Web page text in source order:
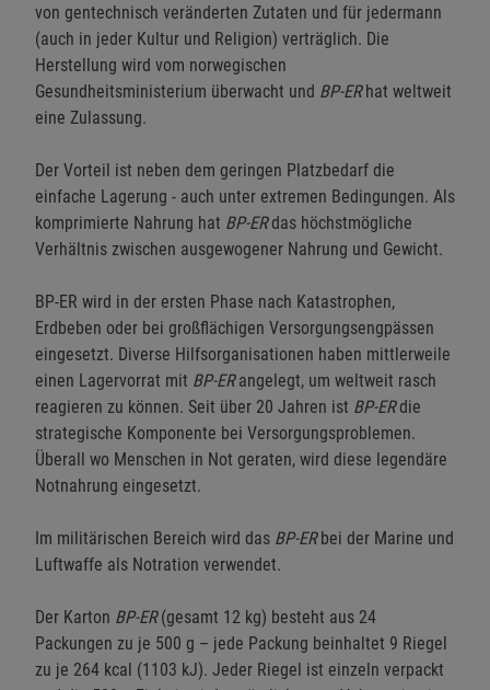
von gentechnisch veränderten Zutaten und für jedermann
(auch in jeder Kultur und Religion) verträglich. Die
Herstellung wird vom norwegischen
Gesundheitsministerium überwacht und BP-ERhat weltweit
eine Zulassung.
Der Vorteil ist neben dem geringen Platzbedarf die
einfache Lagerung - auch unter extremen Bedingungen. Als
komprimierte Nahrung hat BP-ERdas höchstmögliche
Verhältnis zwischen ausgewogener Nahrung und Gewicht.
BP-ER wird in der ersten Phase nach Katastrophen,
Erdbeben oder bei großflächigen Versorgungsengpässen
eingesetzt. Diverse Hilfsorganisationen haben mittlerweile
einen Lagervorrat mit BP-ERangelegt, um weltweit rasch
reagieren zu können. Seit über 20 Jahren ist BP-ERdie
strategische Komponente bei Versorgungsproblemen.
Überall wo Menschen in Not geraten, wird diese legendäre
Notnahrung eingesetzt.
Im militärischen Bereich wird das BP-ERbei der Marine und
Luftwaffe als Notration verwendet.
Der Karton BP-ER(gesamt 12 kg) besteht aus 24
Packungen zu je 500 g – jede Packung beinhaltet 9 Riegel
zu je 264 kcal (1103 kJ). Jeder Riegel ist einzeln verpackt